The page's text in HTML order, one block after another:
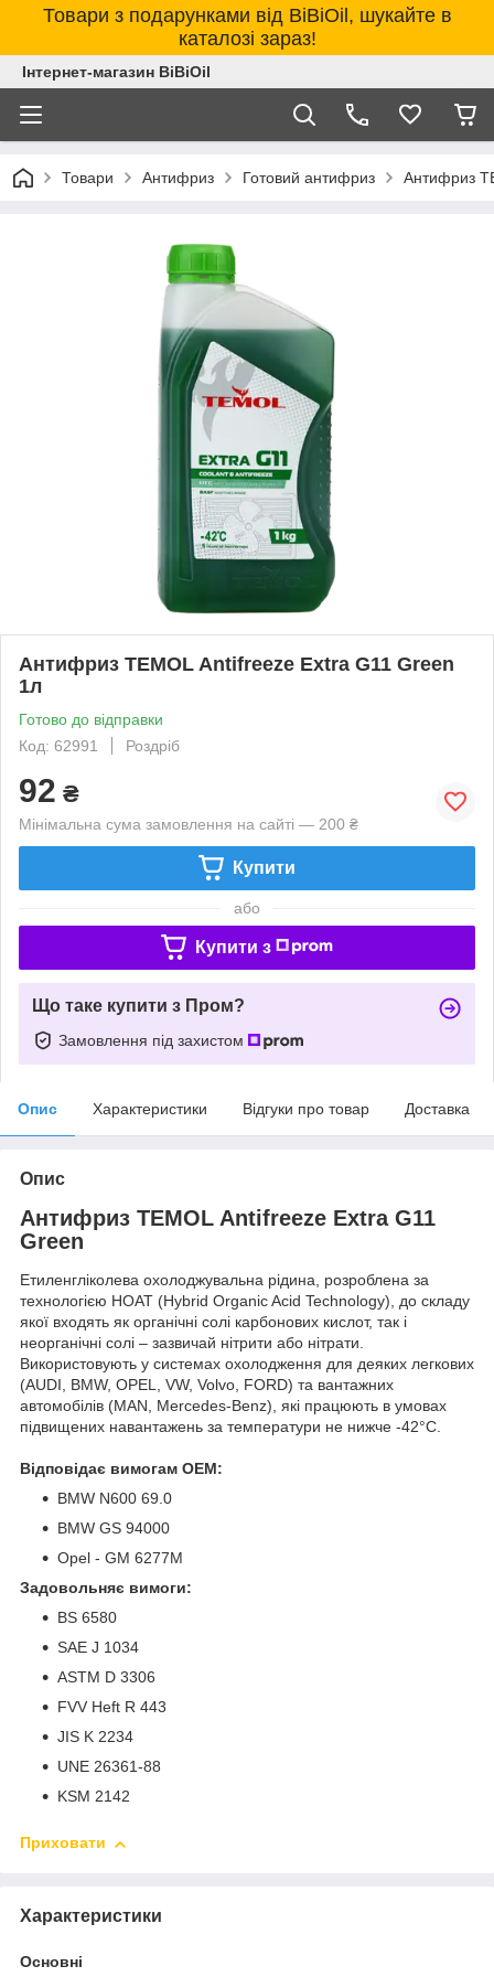
Товари з подарунками від BiBiOil, шукайте в
каталозі зараз!
Інтернет-магазин BiBiOil
Товари Антифриз Готовий антифриз Антифриз
Антифриз TEMOL Antifreeze Extra G11 Green
1л
Готово до відправки
Код: 62991
Роздріб
92 ₴
Мінімальна сума замовлення на сайті — 200 ₴
Купити
або
Купити з
Що таке купити з Пром?
Замовлення під захистом
Опис Характеристики Відгуки про товар Доставка
Опис
Антифриз TEMOL Antifreeze Extra G11
Green
Етиленгліколева охолоджувальна рідина, розроблена за
технологією HOAT (Hybrid Organic Acid Technology), до складу
якої входять як органічні солі карбонових кислот, так і
неорганічні солі – зазвичай нітрити або нітрати.
Використовують у системах охолодження для деяких легкових
(AUDI, BMW, OPEL, VW, Volvo, FORD) та вантажних
автомобілів (MAN, Mercedes-Benz), які працюють в умовах
підвищених навантажень за температури не нижче -42°С.
Відповідає вимогам OEM:
BMW N600 69.0
BMW GS 94000
Opel - GM 6277M
Задовольняє вимоги:
BS 6580
SAE J 1034
ASTM D 3306
FVV Heft R 443
JIS K 2234
UNE 26361-88
KSM 2142
Приховати
Характеристики
Основні